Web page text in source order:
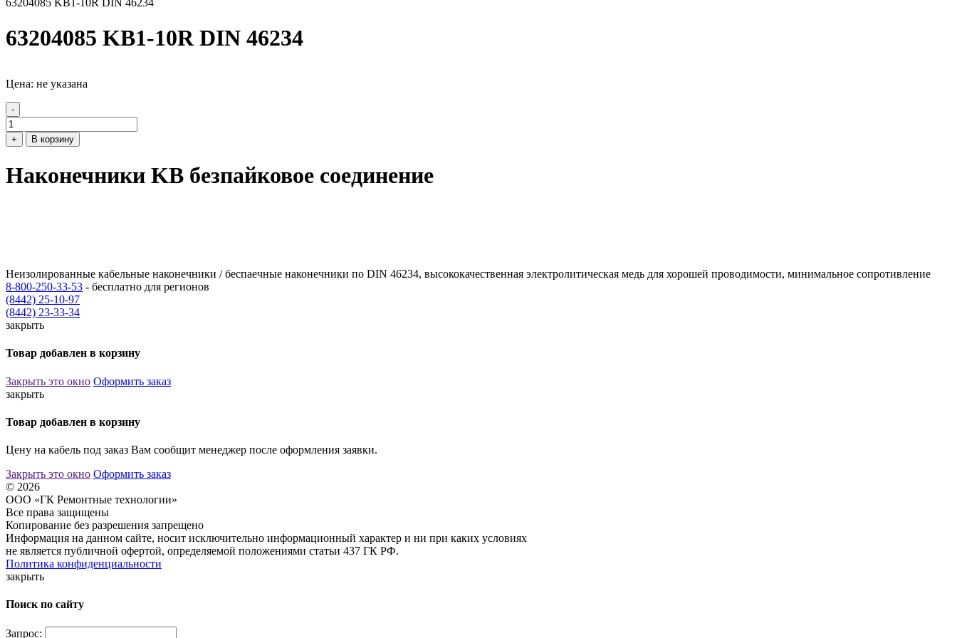
63204085 KB1-10R DIN 46234
63204085 KB1-10R DIN 46234
Цена: не указана
-
+ В корзину
Наконечники KB безпайковое соединение
Неизолированные кабельные наконечники / беспаечные наконечники по DIN 46234, высококачественная электролитическая медь для хорошей проводимости, минимальное сопротивление
8-800-250-33-53 - бесплатно для регионов
(8442) 25-10-97
(8442) 23-33-34
закрыть
Товар добавлен в корзину
Закрыть это окно Оформить заказ
закрыть
Товар добавлен в корзину
Цену на кабель под заказ Вам сообщит менеджер после оформления заявки.
Закрыть это окно Оформить заказ
© 2026
ООО «ГК Ремонтные технологии»
Все права защищены
Копирование без разрешения запрещено
Информация на данном сайте, носит исключительно информационный характер и ни при каких условиях
не является публичной офертой, определяемой положениями статьи 437 ГК РФ.
Политика конфиденциальности
закрыть
Поиск по сайту
Запрос: